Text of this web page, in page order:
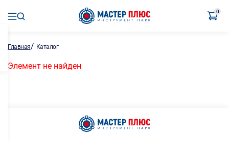
0
Главная/ Каталог
Элемент не найден